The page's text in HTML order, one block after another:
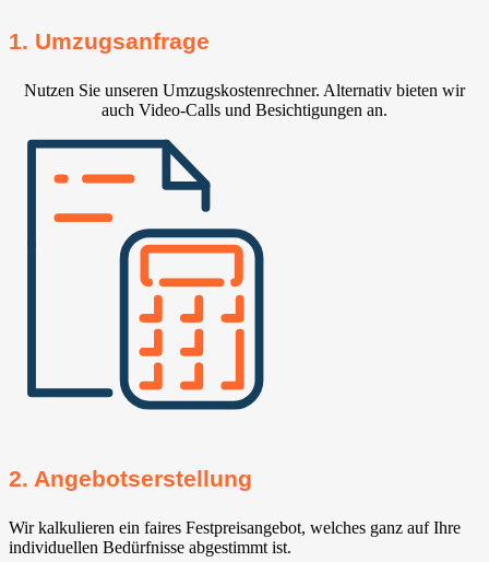
1. Umzugsanfrage
Nutzen Sie unseren Umzugskostenrechner. Alternativ bieten wir
auch Video-Calls und Besichtigungen an.
2. Angebotserstellung
Wir kalkulieren ein faires Festpreisangebot, welches ganz auf Ihre
individuellen Bedürfnisse abgestimmt ist.